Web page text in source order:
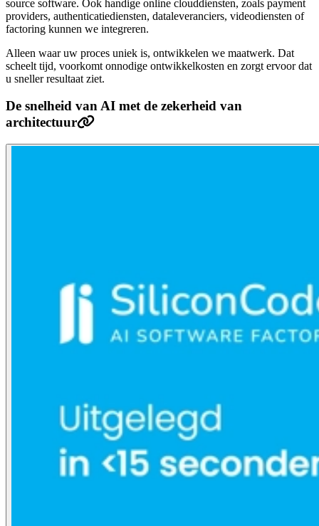
source software. Ook handige online clouddiensten, zoals payment
providers, authenticatiediensten, dataleveranciers, videodiensten of
factoring kunnen we integreren.
Alleen waar uw proces uniek is, ontwikkelen we maatwerk. Dat
scheelt tijd, voorkomt onnodige ontwikkelkosten en zorgt ervoor dat
u sneller resultaat ziet.
De snelheid van AI met de zekerheid van
architectuur